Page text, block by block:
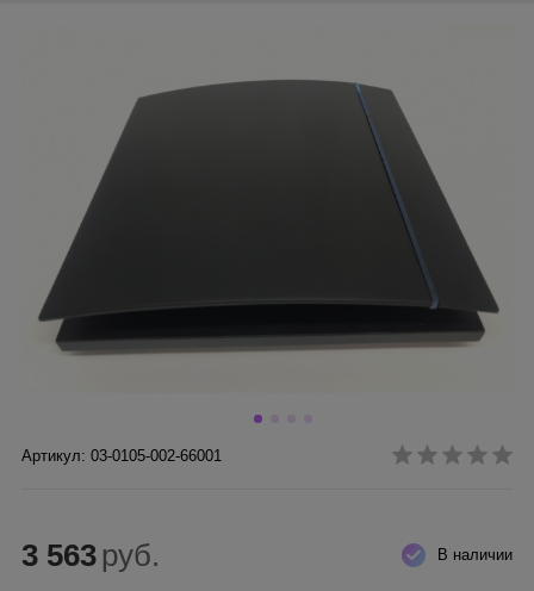
Артикул: 03-0105-002-66001
В наличии
3 563 руб.